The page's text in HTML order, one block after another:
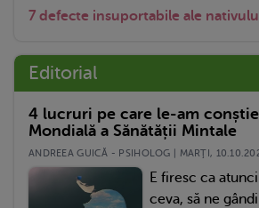
7 defecte insuportabile ale
Editorial
4 lucruri pe care le-am
Mondială a Sănătății Mintale
ANDREEA GUICĂ - PSIHOLOG | MARŢI,
E firesc ca
ceva, să ne